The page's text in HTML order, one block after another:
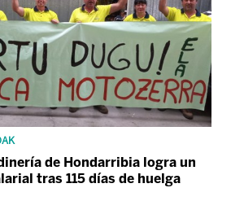
de Hondarribia logra un
tras 115 días de huelga